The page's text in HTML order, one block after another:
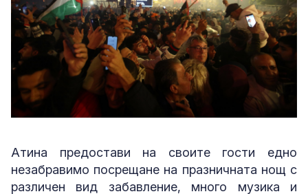
Атина предостави на своите гости едно
незабравимо посрещане на празничната нощ с
различен вид забавление, много музика и